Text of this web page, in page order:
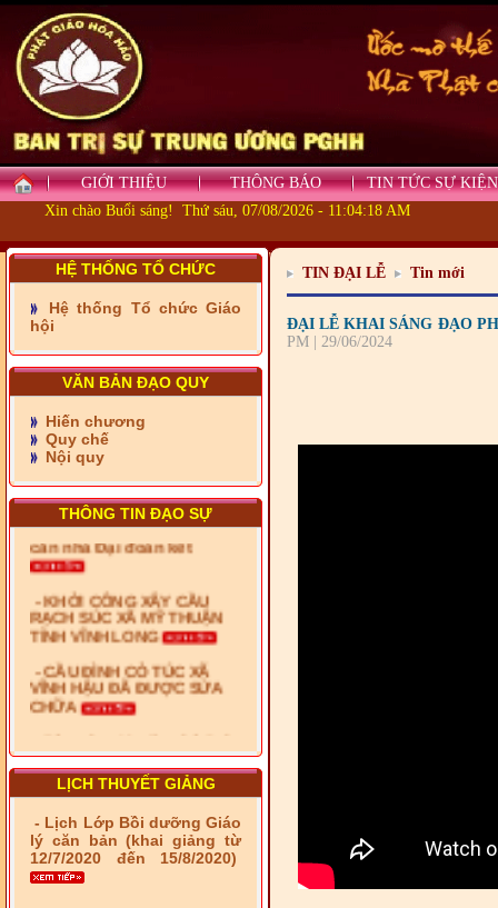
GIỚI THIỆU THÔNG BÁO
TIN TỨC SỰ KIỆN
Xin chào Buổi sáng! Thứ sáu, 07/08/2026 - 11:04:19 AM
HỆ THỐNG TỔ CHỨC
Hệ thống Tổ chức Giáo
hội
VĂN BẢN ĐẠO QUY
Hiến chương
Quy chế
Nội quy
THÔNG TIN ĐẠO SỰ
nguyện vùng biên
- BAN TRỊ SỰ XÃ ĐẠI
PHƯỚC TỈNH ĐỒNG NAI
TIẾP SỨC ĐẾN TRƯỜNG
- Xã Châu Phú khánh
thành cầu Kênh 7 - Nam
- Xã Phú Lâm bàn giao 9
căn nhà Đại đoàn kết
- KHỞI CÔNG XÂY CẦU
RẠCH SÚC XÃ MỸ THUẬN
TỈNH VĨNH LONG
- CẦU ĐÌNH CỎ TÚC XÃ
VĨNH HẬU ĐÃ ĐƯỢC SỬA
CHỮA
đoàn kết cho hộ có hoàn
cảnh khó khăn tại xã Tây
Yên
- LỄ RA QUÂN DẬM VÁ,
SỬA CHỮA LỘ GIAO
THÔNG NÔNG THÔN (XÃ
PHÚ THỌ)
LỊCH THUYẾT GIẢNG
- Lịch Lớp Bồi dưỡng Giáo
lý căn bản (khai giảng từ
12/7/2020 đến 15/8/2020)
TIN ĐẠI LỄ Tin mới
ĐẠI LỄ KHAI SÁNG ĐẠO
PM | 29/06/2024